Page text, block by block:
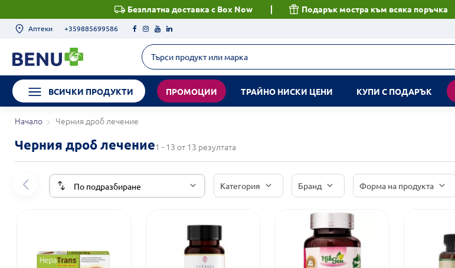
Безплатна доставка с Box Now Подарък мостра към всяка поръчка
Аптеки +359885699586
ВСИЧКИ ПРОДУКТИ ПРОМОЦИИ ТРАЙНО НИСКИ ЦЕНИ КУПИ С ПОДАРЪК
Начало Черния дроб лечение
Черния дроб лечение1 - 13 от 13 резултата
Категория Бранд Форма на продукта